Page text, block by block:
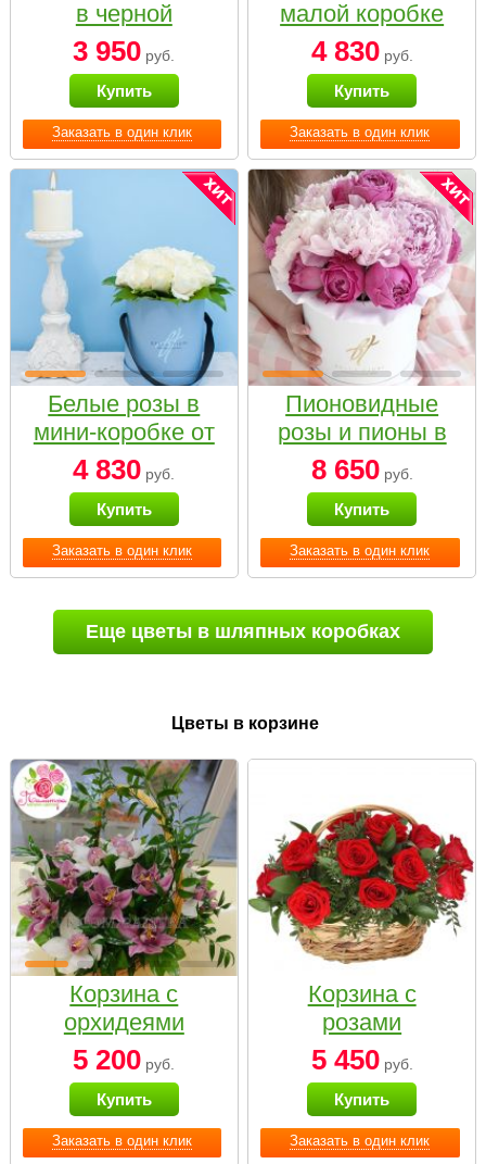
Заказать в один клик
в черной
коробке Small
3 950 руб.
Купить
Заказать в один клик
малой коробке
4 830руб.
Купить
Заказать в один клик
Белые розы в
мини-коробке от
Bella Fiori
4 830 руб.
Купить
Заказать в один клик
Пионовидные
розы и пионы в
белой коробке
Small
8 650руб.
Купить
Еще цветы в шляпных коробках
Цветы в корзине
Заказать в один клик
Корзина с
орхидеями
малая
5 200 руб.
Купить
Заказать в один клик
Корзина с
розами
«Красный
Париж»
5 450руб.
Купить